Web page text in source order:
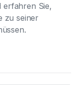
erfahren Sie,
zu seiner